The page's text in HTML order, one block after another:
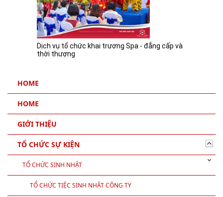
Dịch vụ tổ chức khai trương Spa - đẳng cấp và
thời thượng
HOME
HOME
GIỚI THIỆU
TỔ CHỨC SỰ KIỆN
TỔ CHỨC SINH NHẬT
TỔ CHỨC TIỆC SINH NHẬT CÔNG TY